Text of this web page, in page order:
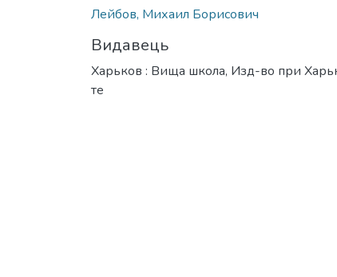
Лейбов, Михаил Борисович
Видавець
Харьков : Вища школа, Изд-во при
те